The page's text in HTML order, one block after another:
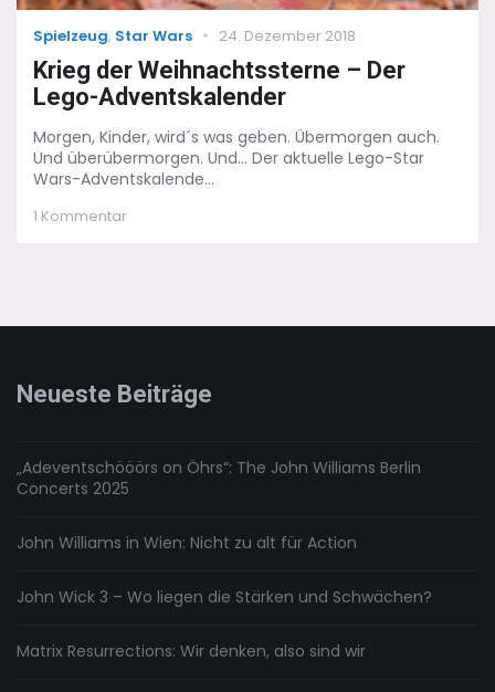
Categories
Spielzeug, Star Wars
Posted
24. Dezember 2018
Krieg der Weihnachtssterne – Der
Lego-Adventskalender
Morgen, Kinder, wird´s was geben. Übermorgen auch.
Und überübermorgen. Und... Der aktuelle Lego-Star
Wars-Adventskalende...
1 Kommentarzu
Neueste Beiträge
„Adeventschööörs on Öhrs“: The John Williams Berlin
Concerts 2025
John Williams in Wien: Nicht zu alt für Action
John Wick 3 – Wo liegen die Stärken und Schwächen?
Matrix Resurrections: Wir denken, also sind wir